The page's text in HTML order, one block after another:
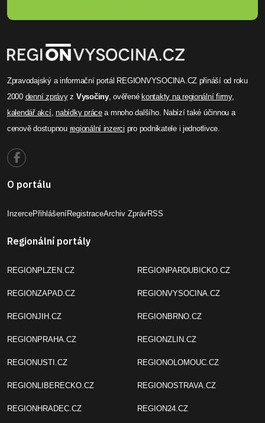
Zpravodajský a informační portál REGIONVYSOCINA.CZ přináší od roku
2000 denní zprávyz Vysočiny, ověřené kontakty na regionální firmy,
kalendář akcí,nabídky prácea mnoho dalšího. Nabízí také účinnou a
cenově dostupnou regionální inzerci pro podnikatele i jednotlivce.
O portálu
InzercePřihlášeníRegistraceArchiv ZprávRSS
Regionální portály
REGIONPLZEN.CZ
REGIONZAPAD.CZ
REGIONJIH.CZ
REGIONPRAHA.CZ
REGIONUSTI.CZ
REGIONLIBERECKO.CZ
REGIONHRADEC.CZ
REGIONPARDUBICKO.CZ
REGIONVYSOCINA.CZ
REGIONBRNO.CZ
REGIONZLIN.CZ
REGIONOLOMOUC.CZ
REGIONOSTRAVA.CZ
REGION24.CZ